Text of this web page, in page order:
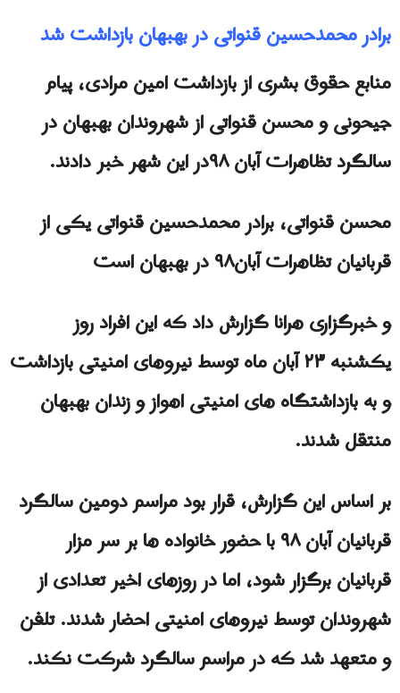
برادر محمدحسین قنواتی در بهبهان بازداشت شد
منابع حقوق بشرى از بازداشت امین مرادی، پیام
جیحونی و محسن قنواتی از شهروندان بهبهان در
سالگرد تظاهرات آبان ۹۸در این شهر خبر دادند.
محسن قنواتی، برادر محمدحسین قنواتی يکی از
قربانیان تظاهرات آبان۹۸ در بهبهان است
و خبرگزاری هرانا گزارش داد که این افراد روز
یکشنبه ۲۳ آبان ماه توسط نیروهای امنیتی بازداشت
و به بازداشتگاه های امنیتی اهواز و زندان بهبهان
منتقل شدند.
بر اساس این گزارش، قرار بود مراسم دومین سالگرد
قربانیان آبان ۹۸ با حضور خانواده ها بر سر مزار
قربانیان برگزار شود، اما در روزهای اخیر تعدادی از
شهروندان توسط نیروهای امنیتی احضار شدند. تلفن
و متعهد شد که در مراسم سالگرد شرکت نکند.